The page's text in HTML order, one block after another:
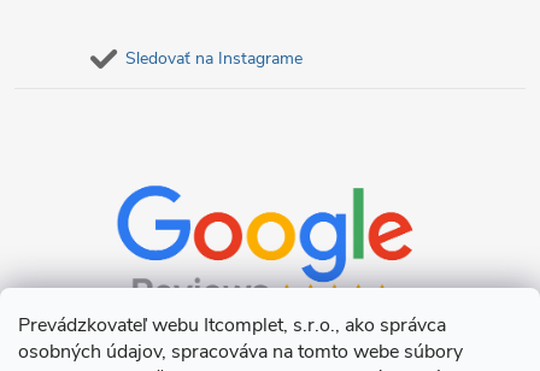
Prevádzkovateľ webu Itcomplet, s.r.o., ako správca
osobných údajov, spracováva na tomto webe súbory
Sledovať na Instagrame